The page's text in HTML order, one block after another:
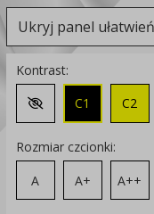
Ukryj panel
Kontrast:
Zmień kontrast na
C1 C2
Rozmiar czcionki:
A
A+ A++